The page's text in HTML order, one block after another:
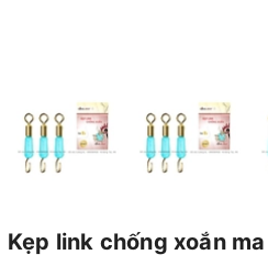
Kẹp link chống xoắn ma